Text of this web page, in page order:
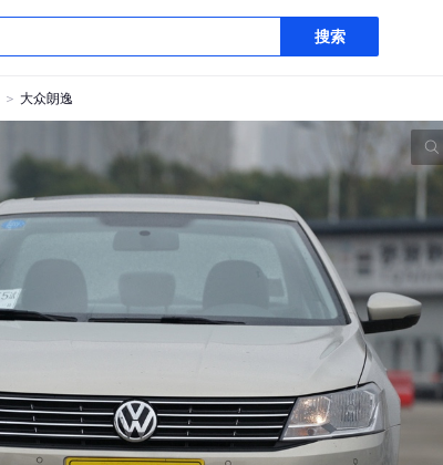
搜索
＞ 大众朗逸